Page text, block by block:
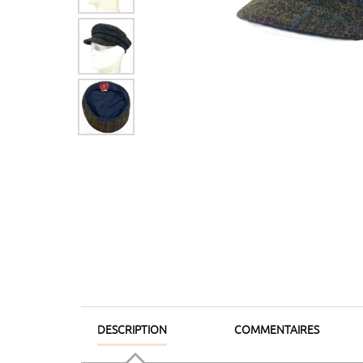
DESCRIPTION COMMENTAIRES